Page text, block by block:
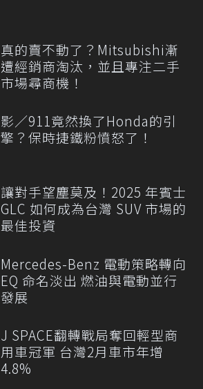
真的賣不動了？Mitsubishi漸
遭經銷商淘汰，並且專注二手
市場尋商機！
影／911竟然換了Honda的引
擎？保時捷鐵粉憤怒了！
讓對手望塵莫及！2025 年賓士
GLC 如何成為台灣 SUV 市場的
最佳投資
Mercedes-Benz 電動策略轉向
EQ 命名淡出 燃油與電動並行
發展
J SPACE翻轉戰局奪回輕型商
用車冠軍 台灣2月車市年增
4.8%